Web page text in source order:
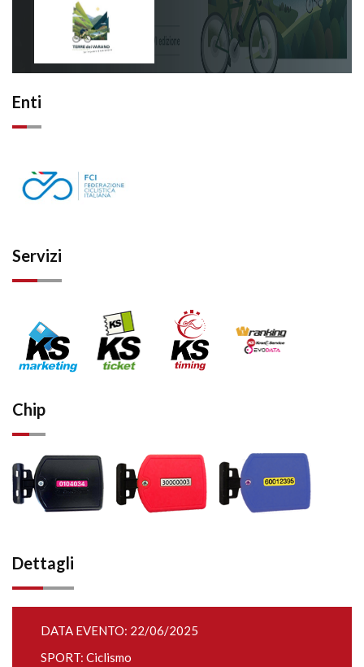
Enti
Servizi
Chip
Dettagli
DATA EVENTO: 22/06/2025
SPORT: Ciclismo